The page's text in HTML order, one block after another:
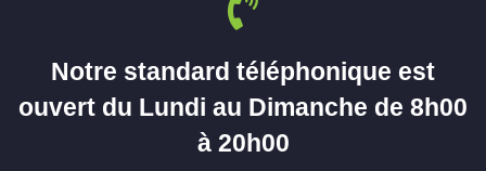
Notre standard téléphonique est
ouvert du Lundi au Dimanche de 8h00
à 20h00